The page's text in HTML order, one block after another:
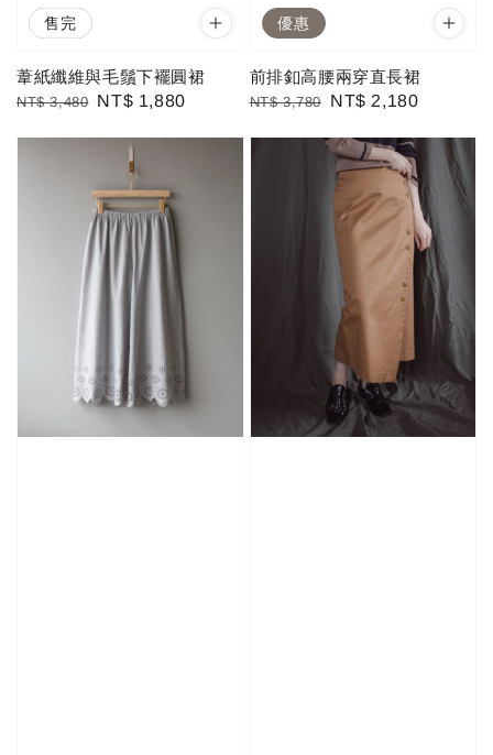
優惠
售完
葦紙纖維與毛鬚下襬圓裙
Regular
NT$ 3,480 Sale
NT$ 1,880
優惠
前排釦高腰兩穿直長裙
Regular
NT$ 3,780
Sale
NT$ 2,180